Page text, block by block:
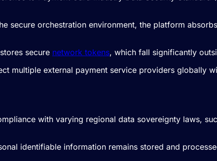
secure orchestration environment, the platform
secure network tokens, which fall significantly
multiple external payment service providers globally
with varying regional data sovereignty laws,
identifiable information remains stored and